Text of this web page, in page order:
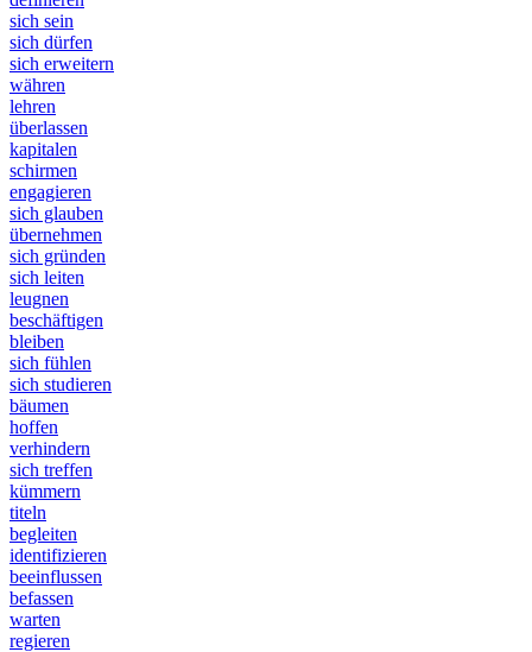
sich sein
sich dürfen
sich erweitern
währen
lehren
überlassen
kapitalen
schirmen
engagieren
sich glauben
übernehmen
sich gründen
sich leiten
leugnen
beschäftigen
bleiben
sich fühlen
sich studieren
bäumen
hoffen
verhindern
sich treffen
kümmern
titeln
begleiten
identifizieren
beeinflussen
befassen
warten
regieren